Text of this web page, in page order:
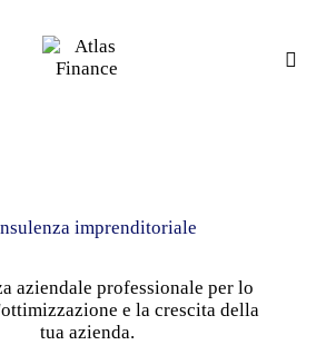
imprenditoriale
aziendale professionale per lo
e la crescita della
tua azienda.